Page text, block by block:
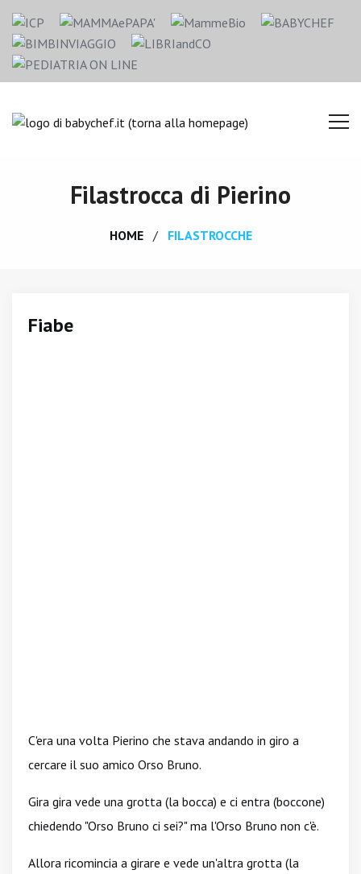
Filastrocca di Pierino
HOME FILASTROCCHE
Fiabe
C'era una volta Pierino che stava andando in giro a
cercare il suo amico Orso Bruno.
Gira gira vede una grotta (la bocca) e ci entra (boccone)
chiedendo "Orso Bruno ci sei?" ma l'Orso Bruno non c'è.
Allora ricomincia a girare e vede un'altra grotta (la